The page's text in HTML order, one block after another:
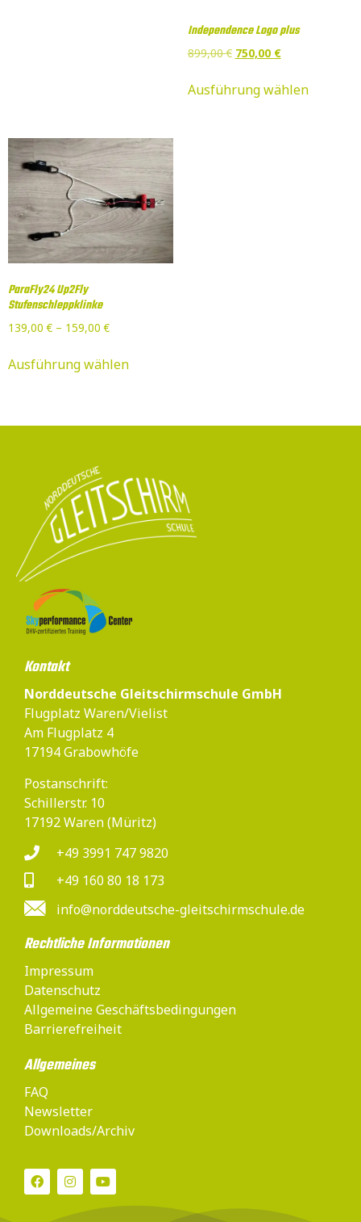
Independence Logo plus
899,00€ 750,00 €
Ausführung wählen
ParaFly24 Up2Fly
Stufenschleppklinke
139,00€ – 159,00€
Ausführung wählen
Kontakt
Norddeutsche Gleitschirmschule GmbH
Flugplatz Waren/Vielist
Am Flugplatz 4
17194 Grabowhöfe
Postanschrift:
Schillerstr. 10
17192 Waren (Müritz)
+49 3991 747 9820
+49 160 80 18 173
info@norddeutsche-gleitschirmschule.de
Rechtliche Informationen
Impressum
Datenschutz
Allgemeine Geschäftsbedingungen
Barrierefreiheit
Allgemeines
FAQ
Newsletter
Downloads/Archiv